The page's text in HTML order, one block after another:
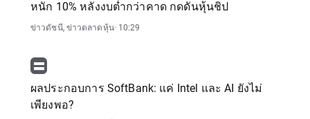
หนัก 10% หลังงบต่ำกว่าคาด กดดันหุ้นชิป
ข่าวดัชนี,ข่าวตลาดหุ้น· 10:29
ผลประกอบการ SoftBank: แค่ Intel และ AI ยังไม่
เพียงพอ?